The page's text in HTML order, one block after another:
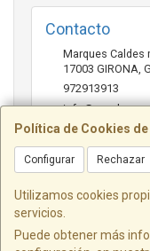
Política de Cookies
Configurar Rechazar
Utilizamos cookies
servicios.
Puede obtener más
Contacto
Marques Caldes
17003 GIRONA
972913913
Horario
de 10:00 a 13:30 y